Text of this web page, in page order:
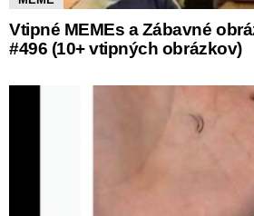
Vtipné MEMEs a Zábavné
#496 (10+ vtipných obrázkov)